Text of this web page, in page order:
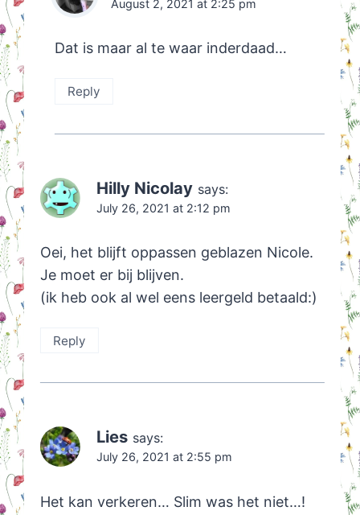
August 2, 2021 at 2:25 pm
Dat is maar al te waar inderdaad…
Reply
Hilly Nicolay says:
July 26, 2021 at 2:12 pm
Oei, het blijft oppassen geblazen Nicole.
Je moet er bij blijven.
(ik heb ook al wel eens leergeld betaald:)
Reply
Lies says:
July 26, 2021 at 2:55 pm
Het kan verkeren… Slim was het niet…!